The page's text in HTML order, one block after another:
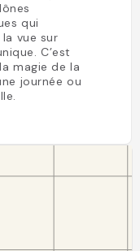
qui
vue sur
C’est
magie de la
journée ou